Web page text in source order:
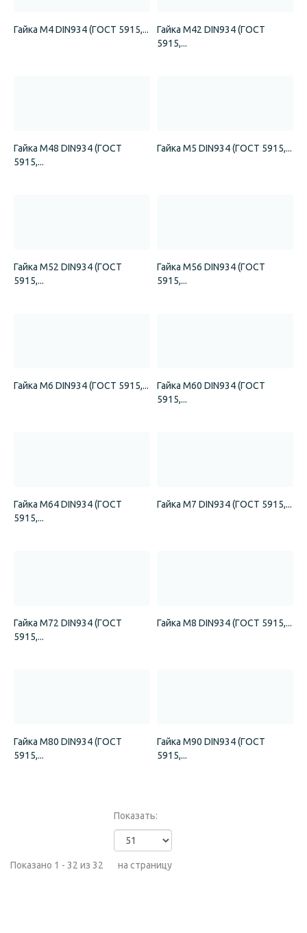
Гайка М4 DIN934 (ГОСТ 5915,...
Гайка М42 DIN934 (ГОСТ
5915,...
Гайка М48 DIN934 (ГОСТ
5915,...
Гайка М5 DIN934 (ГОСТ 5915,...
Гайка М52 DIN934 (ГОСТ
5915,...
Гайка М56 DIN934 (ГОСТ
5915,...
Гайка М6 DIN934 (ГОСТ 5915,...
Гайка М60 DIN934 (ГОСТ
5915,...
Гайка М64 DIN934 (ГОСТ
5915,...
Гайка М7 DIN934 (ГОСТ 5915,...
Гайка М72 DIN934 (ГОСТ
5915,...
Гайка М8 DIN934 (ГОСТ 5915,...
Гайка М80 DIN934 (ГОСТ
5915,...
Гайка М90 DIN934 (ГОСТ
5915,...
Показано 1 - 32 из 32
Показать:
на страницу